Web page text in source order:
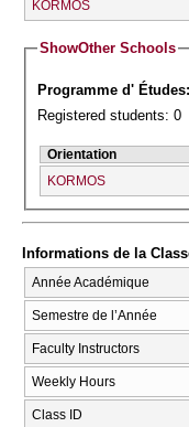
KORMOS
ShowOther Schools
Programme d' Études:
Registered students: 0
Orientation
KORMOS
Informations de la
Année Académique
Semestre de l’Année
Faculty Instructors
Weekly Hours
Class ID